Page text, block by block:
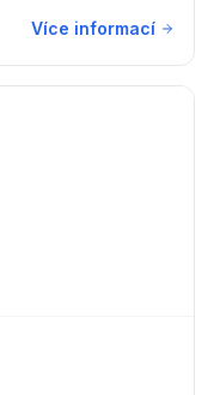
Více informací